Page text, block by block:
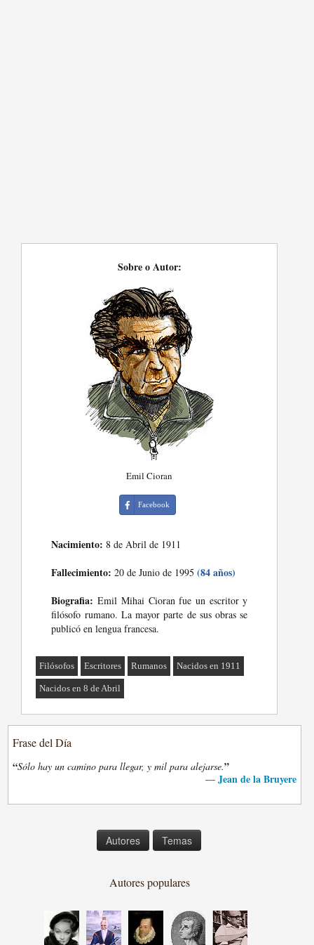
Sobre o Autor:
Emil Cioran
Facebook
Nacimiento: 8 de Abril de 1911
Fallecimiento: 20 de Junio de 1995(84 años)
Biografia: Emil Mihai Cioran fue un escritor y
filósofo rumano. La mayor parte de sus obras se
publicó en lengua francesa.
Filósofos Escritores Rumanos Nacidos en 1911
Nacidos en 8 de Abril
Frase del Día
“Sólo hay un camino para llegar, y mil para alejarse.”
— Jean de la Bruyere
Autores Temas
Autores populares